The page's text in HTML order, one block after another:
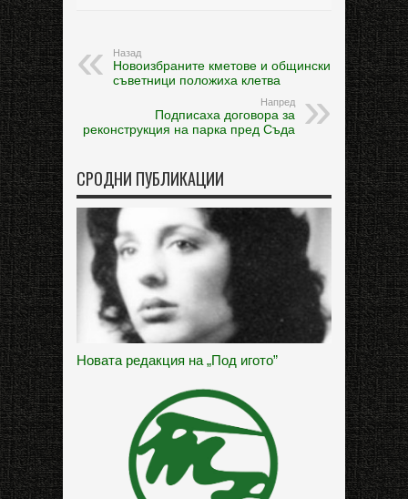
Назад
Новоизбраните кметове и общински
съветници положиха клетва
Напред
Подписаха договора за
реконструкция на парка пред Съда
СРОДНИ ПУБЛИКАЦИИ
Новата редакция на „Под игото”